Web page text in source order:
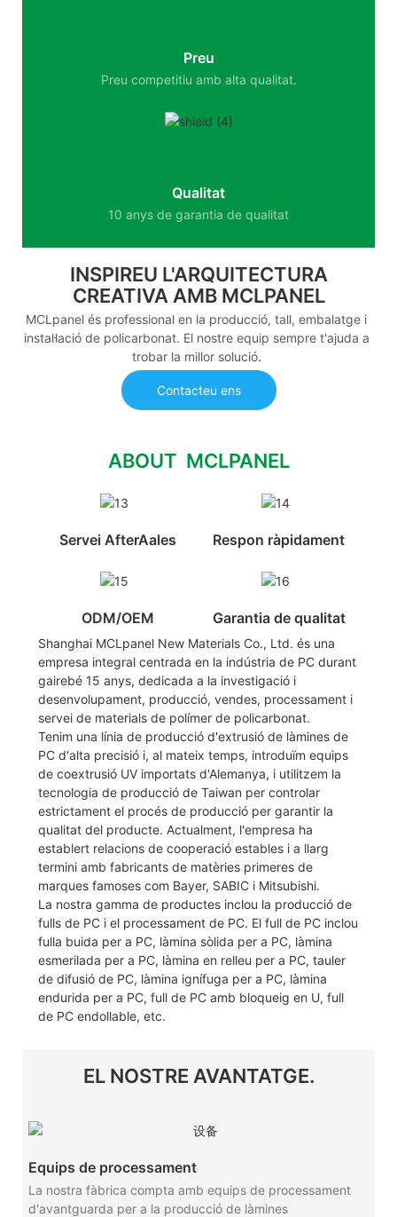
Preu
Preu competitiu amb alta qualitat.
Qualitat
10 anys de garantia de qualitat
INSPIREU L'ARQUITECTURA
CREATIVA AMB MCLPANEL
MCLpanel és professional en la producció, tall, embalatge i
instal·lació de policarbonat. El nostre equip sempre t'ajuda a
trobar la millor solució.
Contacteu ens
ABOUT MCLPANEL
Servei AfterAales Respon ràpidament
ODM/OEM Garantia de qualitat
Shanghai MCLpanel New Materials Co., Ltd. és una
empresa integral centrada en la indústria de PC durant
gairebé 15 anys, dedicada a la investigació i
desenvolupament, producció, vendes, processament i
servei de materials de polímer de policarbonat.
Tenim una línia de producció d'extrusió de làmines de
PC d'alta precisió i, al mateix temps, introduïm equips
de coextrusió UV importats d'Alemanya, i utilitzem la
tecnologia de producció de Taiwan per controlar
estrictament el procés de producció per garantir la
qualitat del producte. Actualment, l'empresa ha
establert relacions de cooperació estables i a llarg
termini amb fabricants de matèries primeres de
marques famoses com Bayer, SABIC i Mitsubishi.
La nostra gamma de productes inclou la producció de
fulls de PC i el processament de PC. El full de PC inclou
fulla buida per a PC, làmina sòlida per a PC, làmina
esmerilada per a PC, làmina en relleu per a PC, tauler
de difusió de PC, làmina ignífuga per a PC, làmina
endurida per a PC, full de PC amb bloqueig en U, full
de PC endollable, etc.
EL NOSTRE AVANTATGE.
Equips de processament
La nostra fàbrica compta amb equips de processament
d'avantguarda per a la producció de làmines